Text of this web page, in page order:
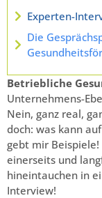
Experten-
Die
Betriebliche
Unternehmens-
Nein, ganz real,
doch: was kann
gebt mir
einerseits und
hineintauchen in
Interview!